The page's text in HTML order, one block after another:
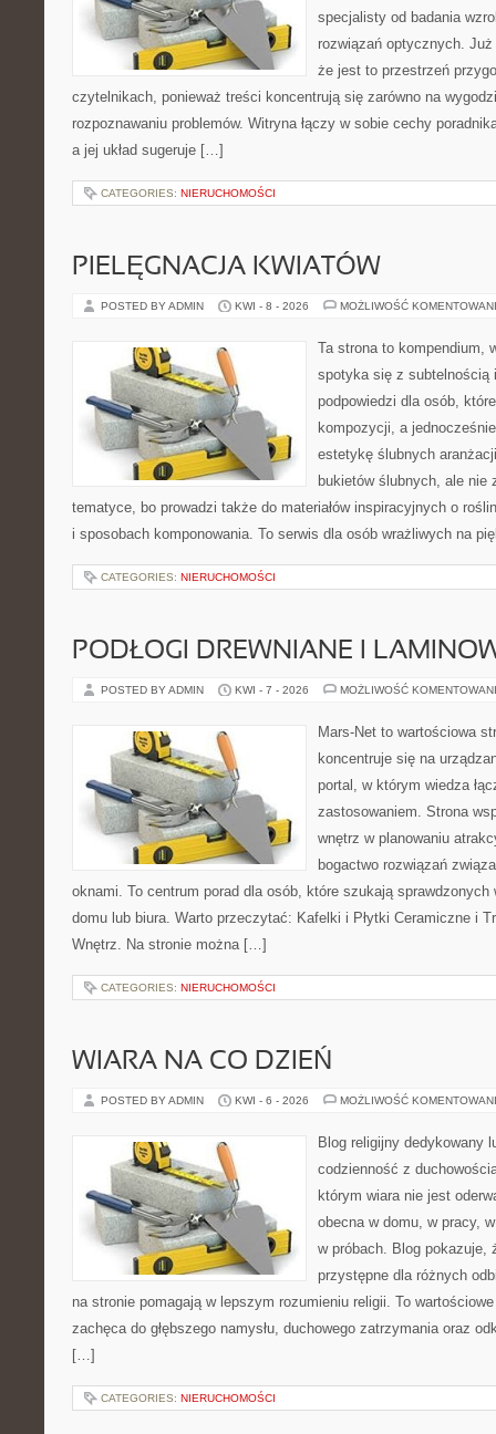
specjalisty od badania
rozwiązań optycznych.
że jest to przestrzeń
czytelnikach, ponieważ treści koncentrują się zarówno na
rozpoznawaniu problemów. Witryna łączy w sobie cechy
a jej układ sugeruje […]
CATEGORIES: NIERUCHOMOŚCI
PIELĘGNACJA KWIATÓW
POSTED BY ADMIN KWI - 8 - 2026 MOŻLIWOŚĆ
Ta strona to kompendium,
spotyka się z subtelnością
podpowiedzi dla osób,
kompozycji, a
estetykę ślubnych
bukietów ślubnych, ale nie
tematyce, bo prowadzi także do materiałów inspiracyjnych o
i sposobach komponowania. To serwis dla osób wrażliwych na
CATEGORIES: NIERUCHOMOŚCI
PODŁOGI DREWNIANE I
POSTED BY ADMIN KWI - 7 - 2026 MOŻLIWOŚĆ
Mars-Net to wartościowa
koncentruje się na
portal, w którym wiedza
zastosowaniem. Strona
wnętrz w planowaniu
bogactwo rozwiązań
oknami. To centrum porad dla osób, które szukają
domu lub biura. Warto przeczytać: Kafelki i Płytki Ceramiczne i
Wnętrz. Na stronie można […]
CATEGORIES: NIERUCHOMOŚCI
WIARA NA CO DZIEŃ
POSTED BY ADMIN KWI - 6 - 2026 MOŻLIWOŚĆ
Blog religijny dedykowany
codzienność z
którym wiara nie jest
obecna w domu, w pracy,
w próbach. Blog pokazuje,
przystępne dla różnych
na stronie pomagają w lepszym rozumieniu religii. To
zachęca do głębszego namysłu, duchowego zatrzymania oraz
[…]
CATEGORIES: NIERUCHOMOŚCI